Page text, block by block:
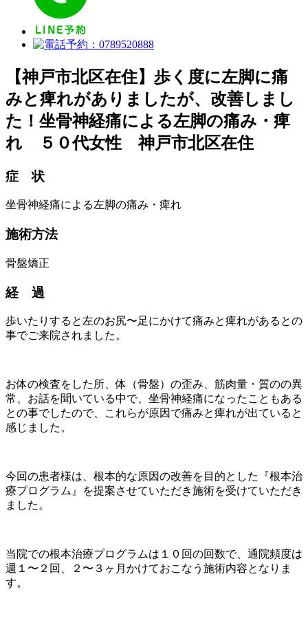
【神戸市北区在住】歩く度に左脚に痛
みと痺れがありましたが、改善しまし
た！ 坐骨神経痛による左脚の痛み・痺
れ ５０代女性 神戸市北区在住
症 状
坐骨神経痛による左脚の痛み・痺れ
施術方法
骨盤矯正
経 過
歩いたりすると左のお尻〜足にかけて痛みと痺れがあるとの
事でご来院されました。
お体の検査をした所、体（骨盤）の歪み、筋肉量・質のの異
常、お話を聞いている中で、坐骨神経痛になったこともある
との事でしたので、これらが原因で痛みと痺れが出ていると
感じました。
今回の患者様は、根本的な原因の改善を目的とした『根本治
療プログラム』を提案させていただき施術を受けていただき
ました。
当院での根本治療プログラムは１０回の回数で、通院頻度は
週１〜２回、２〜３ヶ月かけておこなう施術内容となりま
す。